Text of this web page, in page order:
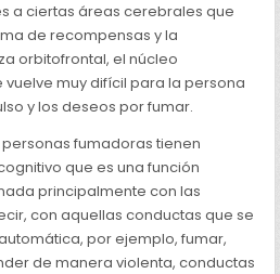
a ciertas áreas cerebrales que
de recompensas y la
orbitofrontal, el núcleo
vuelve muy difícil para la persona
y los deseos por fumar.
fumadoras tienen
que es una función
principalmente con las
con aquellas conductas que se
por ejemplo, fumar,
de manera violenta, conductas